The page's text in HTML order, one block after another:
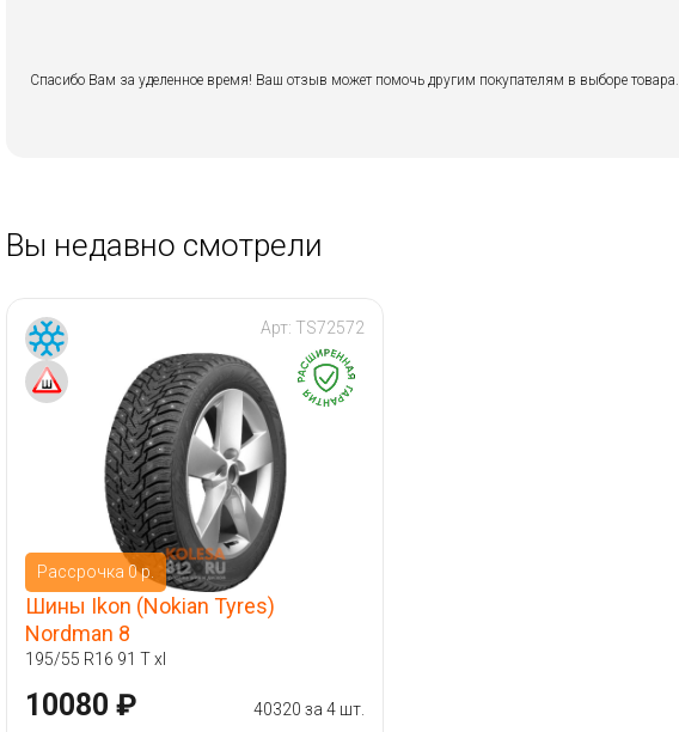
Спасибо Вам за уделенное время! Ваш отзыв может помочь другим покупателям в выборе товара.
Вы недавно смотрели
Рассрочка 0 р.
Арт: TS72572
Шины Ikon (Nokian Tyres)
Nordman 8
195/55 R16 91 T xl
10080 ₽ 40320 за 4 шт.